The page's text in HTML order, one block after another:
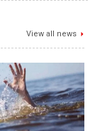
View all news